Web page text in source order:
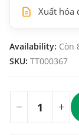
Xuất hóa
Availability: Còn
SKU: TT000367